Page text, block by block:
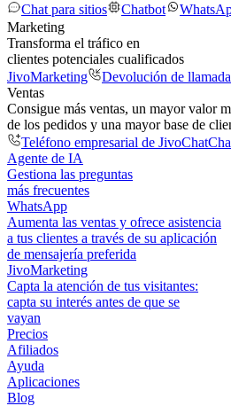
Chat para sitios
Chatbot
Marketing
Transforma el tráfico en
clientes potenciales cualificados
JivoMarketing
Devolución de
Ventas
Consigue más ventas, un mayor valor
de los pedidos y una mayor base de
Teléfono empresarial de JivoChat
Agente de IA
Gestiona las preguntas
más frecuentes
WhatsApp
Aumenta las ventas y ofrece asistencia
a tus clientes a través de su aplicación
de mensajería preferida
JivoMarketing
Capta la atención de tus visitantes:
capta su interés antes de que se
vayan
Precios
Afiliados
Ayuda
Aplicaciones
Blog